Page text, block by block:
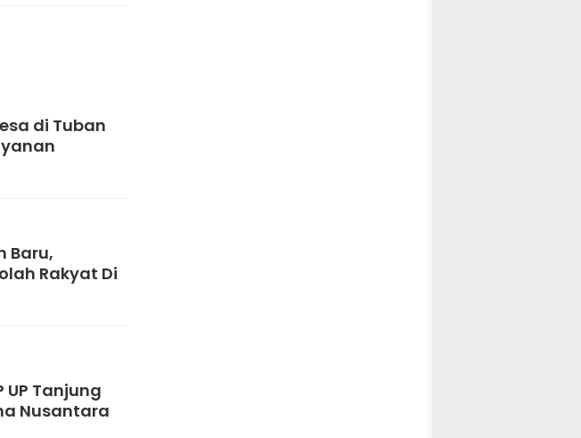
di Tuban
Baru,
Rakyat Di
UP Tanjung
Nusantara